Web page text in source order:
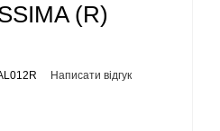
(R)
Написати відгук